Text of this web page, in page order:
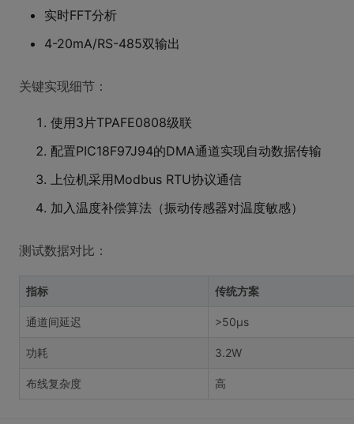
实时FFT分析
4-20mA/RS-485双输出
关键实现细节：
使用3片TPAFE0808级联
配置PIC18F97J94的DMA通道实现自动数据传输
上位机采用Modbus RTU协议通信
加入温度补偿算法（振动传感器对温度敏感）
测试数据对比：
指标 传统方案
通道间延迟 >50μs
功耗 3.2W
布线复杂度 高